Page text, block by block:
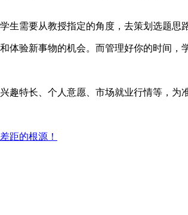
生需要从教授指定的角度，去策划选题思
体验新事物的机会。而管理好你的时间，
趣特长、个人意愿、市场就业行情等，
距的根源！